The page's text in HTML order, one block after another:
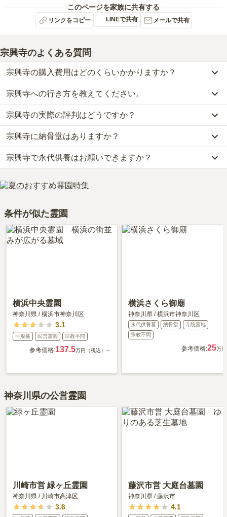
このページを家族に共有する
リンクをコピー LINEで共有 メールで共有
宗興寺のよくある質問
宗興寺の購入費用はどのくらいかかりますか？
宗興寺では、納骨堂が約150万円からお求めいただけます。
なお、宗興寺がある神奈川県の相場は、納骨堂が約62万円です。
お墓は、価格が高いものがよい、安いものが悪い、という訳ではあ
りません。大切なのは、ご家族が心から納得し、安心してお参りで
きる場所を選ぶことです。
宗興寺への行き方を教えてください。
公共交通機関の場合、京急本線「神奈川」から徒歩約7分です。
車の場合、第三京浜道路「保土ヶ谷インター」から車で約8分で
す。
詳しいルートや地図は、本ページの「地図・交通アクセス」欄をご
確認ください。
宗興寺の実際の評判はどうですか？
当サイトに寄せられた総合評価は、4.3点です。特に交通利便性、
設備・環境、管理状況が高く評価されています。
利用者様からは「お墓参りの花は東神奈川からだと駅前のイオンで
購入できるが先に買っておいた方が良い。横浜駅にも歩るける場所
なので食事など困らない。」といったお声をいただいております。
宗興寺に納骨堂はありますか？
はい、宗興寺には1種類の納骨堂がございます。
費用は、約150万円からとなっております。
宗興寺がある神奈川県の納骨堂の相場価格は、約62万円です。
納骨堂について詳しく知りたい方は『
宗興寺で永代供養はお願いできますか？
はい、宗興寺は永代供養に対応しています。
費用は、約150万円からとなっております。
永代供養について詳しく知りたい方は『
解説！』をご覧ください。
条件が似た霊園
横浜中央霊園
神奈川県 /横浜市神奈川区
3.1
一般墓 民営霊園 宗教不問
参考価格:137.5万円（税込）～
横浜さくら御廟
神奈川県 /横浜市神奈川区
永代供養墓 納骨堂
寺院墓地
宗教不問
参考価格:25万円
神奈川県の公営霊園
川崎市営 緑ヶ丘霊園
神奈川県 / 川崎市高津区
3.6
藤沢市営 大庭台墓園
神奈川県 /藤沢市
4.1